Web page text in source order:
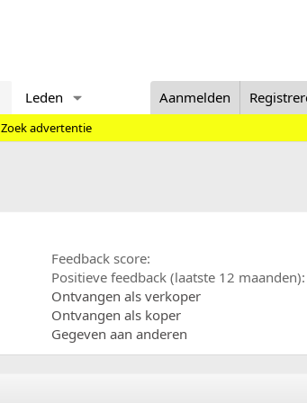
Leden Aanmelden
Zoek advertentie
Feedback score
Positieve feedback (laatste 12 maanden)
Ontvangen als verkoper
Ontvangen als koper
Gegeven aan anderen